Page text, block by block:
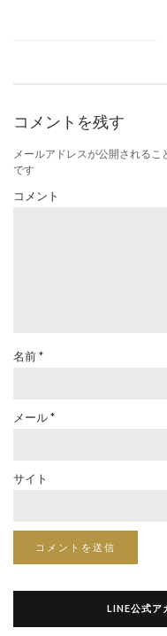
コメントを残す
メールアドレスが公開されるこ
です
コメント
名前*
メール*
サイト
LINE公式ア